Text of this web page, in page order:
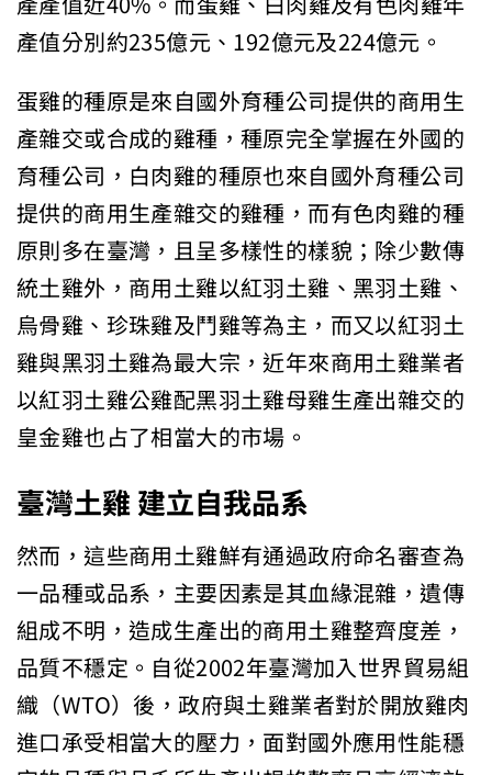
產值分別約235億元、192億元及224億元。
蛋雞的種原是來自國外育種公司提供的商用生
產雜交或合成的雞種，種原完全掌握在外國的
育種公司，白肉雞的種原也來自國外育種公司
提供的商用生產雜交的雞種，而有色肉雞的種
原則多在臺灣，且呈多樣性的樣貌；除少數傳
統土雞外，商用土雞以紅羽土雞、黑羽土雞、
烏骨雞、珍珠雞及鬥雞等為主，而又以紅羽土
雞與黑羽土雞為最大宗，近年來商用土雞業者
以紅羽土雞公雞配黑羽土雞母雞生產出雜交的
皇金雞也占了相當大的市場。
臺灣土雞建立自我品系
然而，這些商用土雞鮮有通過政府命名審查為
一品種或品系，主要因素是其血緣混雜，遺傳
組成不明，造成生產出的商用土雞整齊度差，
品質不穩定。自從2002年臺灣加入世界貿易組
織（WTO）後，政府與土雞業者對於開放雞肉
進口承受相當大的壓力，面對國外應用性能穩